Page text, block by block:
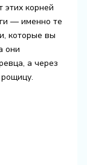
корней
— именно те
которые вы
они
а через